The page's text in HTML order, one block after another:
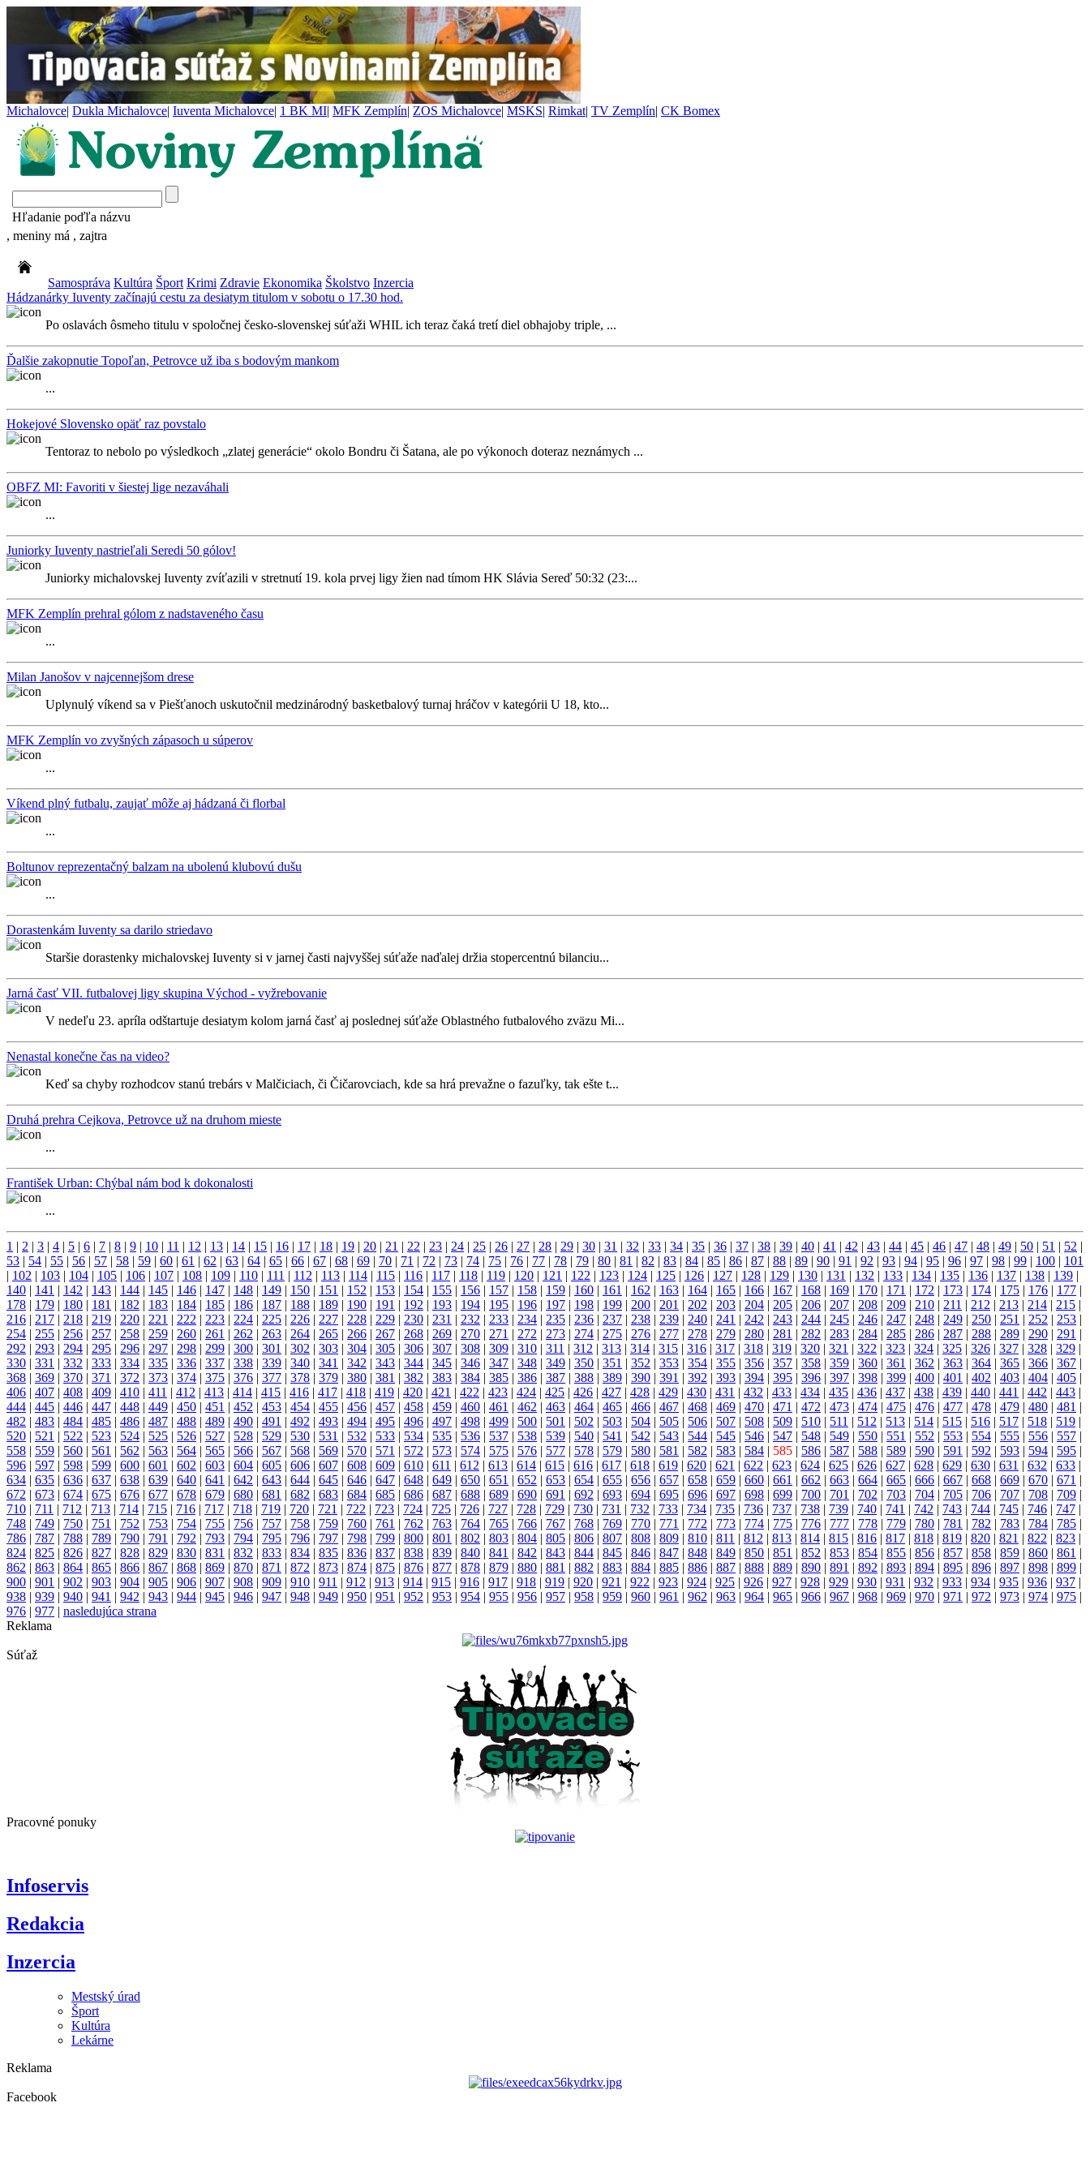
Michalovce| Dukla Michalovce| Iuventa Michalovce| 1 BK MI| MFK Zemplín| ZOS Michalovce| MSKS| Rimkat| TV Zemplín| CK Bomex
Hľadanie poďľa názvu
, meniny má , zajtra
Samospráva Kultúra Šport Krimi Zdravie Ekonomika Školstvo Inzercia
Hádzanárky Iuventy začínajú cestu za desiatym titulom v sobotu o 17.30 hod.
Po oslavách ôsmeho titulu v spoločnej česko-slovenskej súťaži WHIL ich teraz čaká tretí diel obhajoby triple, ...
Ďalšie zakopnutie Topoľan, Petrovce už iba s bodovým mankom
...
Hokejové Slovensko opäť raz povstalo
Tentoraz to nebolo po výsledkoch „zlatej generácie“ okolo Bondru či Šatana, ale po výkonoch doteraz neznámych ...
OBFZ MI: Favoriti v šiestej lige nezaváhali
...
Juniorky Iuventy nastrieľali Seredi 50 gólov!
Juniorky michalovskej Iuventy zvíťazili v stretnutí 19. kola prvej ligy žien nad tímom HK Slávia Sereď 50:32 (23:...
MFK Zemplín prehral gólom z nadstaveného času
...
Milan Janošov v najcennejšom drese
Uplynulý víkend sa v Piešťanoch uskutočnil medzinárodný basketbalový turnaj hráčov v kategórii U 18, kto...
MFK Zemplín vo zvyšných zápasoch u súperov
...
Víkend plný futbalu, zaujať môže aj hádzaná či florbal
...
Boltunov reprezentačný balzam na ubolenú klubovú dušu
...
Dorastenkám Iuventy sa darilo striedavo
Staršie dorastenky michalovskej Iuventy si v jarnej časti najvyššej súťaže naďalej držia stopercentnú bilanciu...
Jarná časť VII. futbalovej ligy skupina Východ - vyžrebovanie
V nedeľu 23. apríla odštartuje desiatym kolom jarná časť aj poslednej súťaže Oblastného futbalového zväzu Mi...
Nenastal konečne čas na video?
Keď sa chyby rozhodcov stanú trebárs v Malčiciach, či Čičarovciach, kde sa hrá prevažne o fazuľky, tak ešte t...
Druhá prehra Cejkova, Petrovce už na druhom mieste
...
František Urban: Chýbal nám bod k dokonalosti
...
1 | 2 | 3 | 4 | 5 | 6 | 7 | 8 | 9 | 10 | 11 | 12 | 13 | 14 | 15 | 16 | 17 | 18 | 19 | 20 | 21 | 22 | 23 | 24 | 25 | 26 | 27 | 28 | 29 | 30 | 31 | 32 | 33 | 34 | 35 | 36 | 37 | 38 | 39 | 40 | 41 | 42 | 43 | 44 | 45 | 46 | 47 | 48 | 49 | 50 | 51 | 52 |
53 | 54 | 55 | 56 | 57 | 58 | 59 | 60 | 61 | 62 | 63 | 64 | 65 | 66 | 67 | 68 | 69 | 70 | 71 | 72 | 73 | 74 | 75 | 76 | 77 | 78 | 79 | 80 | 81 | 82 | 83 | 84 | 85 | 86 | 87 | 88 | 89 | 90 | 91 | 92 | 93 | 94 | 95 | 96 | 97 | 98 | 99 | 100 | 101
| 102 | 103 | 104 | 105 | 106 | 107 | 108 | 109 | 110 | 111 | 112 | 113 | 114 | 115 | 116 | 117 | 118 | 119 | 120 | 121 | 122 | 123 | 124 | 125 | 126 | 127 | 128 | 129 | 130 | 131 | 132 | 133 | 134 | 135 | 136 | 137 | 138 | 139 |
140 | 141 | 142 | 143 | 144 | 145 | 146 | 147 | 148 | 149 | 150 | 151 | 152 | 153 | 154 | 155 | 156 | 157 | 158 | 159 | 160 | 161 | 162 | 163 | 164 | 165 | 166 | 167 | 168 | 169 | 170 | 171 | 172 | 173 | 174 | 175 | 176 | 177 |
178 | 179 | 180 | 181 | 182 | 183 | 184 | 185 | 186 | 187 | 188 | 189 | 190 | 191 | 192 | 193 | 194 | 195 | 196 | 197 | 198 | 199 | 200 | 201 | 202 | 203 | 204 | 205 | 206 | 207 | 208 | 209 | 210 | 211 | 212 | 213 | 214 | 215 |
216 | 217 | 218 | 219 | 220 | 221 | 222 | 223 | 224 | 225 | 226 | 227 | 228 | 229 | 230 | 231 | 232 | 233 | 234 | 235 | 236 | 237 | 238 | 239 | 240 | 241 | 242 | 243 | 244 | 245 | 246 | 247 | 248 | 249 | 250 | 251 | 252 | 253 |
254 | 255 | 256 | 257 | 258 | 259 | 260 | 261 | 262 | 263 | 264 | 265 | 266 | 267 | 268 | 269 | 270 | 271 | 272 | 273 | 274 | 275 | 276 | 277 | 278 | 279 | 280 | 281 | 282 | 283 | 284 | 285 | 286 | 287 | 288 | 289 | 290 | 291 |
292 | 293 | 294 | 295 | 296 | 297 | 298 | 299 | 300 | 301 | 302 | 303 | 304 | 305 | 306 | 307 | 308 | 309 | 310 | 311 | 312 | 313 | 314 | 315 | 316 | 317 | 318 | 319 | 320 | 321 | 322 | 323 | 324 | 325 | 326 | 327 | 328 | 329 |
330 | 331 | 332 | 333 | 334 | 335 | 336 | 337 | 338 | 339 | 340 | 341 | 342 | 343 | 344 | 345 | 346 | 347 | 348 | 349 | 350 | 351 | 352 | 353 | 354 | 355 | 356 | 357 | 358 | 359 | 360 | 361 | 362 | 363 | 364 | 365 | 366 | 367 |
368 | 369 | 370 | 371 | 372 | 373 | 374 | 375 | 376 | 377 | 378 | 379 | 380 | 381 | 382 | 383 | 384 | 385 | 386 | 387 | 388 | 389 | 390 | 391 | 392 | 393 | 394 | 395 | 396 | 397 | 398 | 399 | 400 | 401 | 402 | 403 | 404 | 405 |
406 | 407 | 408 | 409 | 410 | 411 | 412 | 413 | 414 | 415 | 416 | 417 | 418 | 419 | 420 | 421 | 422 | 423 | 424 | 425 | 426 | 427 | 428 | 429 | 430 | 431 | 432 | 433 | 434 | 435 | 436 | 437 | 438 | 439 | 440 | 441 | 442 | 443 |
444 | 445 | 446 | 447 | 448 | 449 | 450 | 451 | 452 | 453 | 454 | 455 | 456 | 457 | 458 | 459 | 460 | 461 | 462 | 463 | 464 | 465 | 466 | 467 | 468 | 469 | 470 | 471 | 472 | 473 | 474 | 475 | 476 | 477 | 478 | 479 | 480 | 481 |
482 | 483 | 484 | 485 | 486 | 487 | 488 | 489 | 490 | 491 | 492 | 493 | 494 | 495 | 496 | 497 | 498 | 499 | 500 | 501 | 502 | 503 | 504 | 505 | 506 | 507 | 508 | 509 | 510 | 511 | 512 | 513 | 514 | 515 | 516 | 517 | 518 | 519 |
520 | 521 | 522 | 523 | 524 | 525 | 526 | 527 | 528 | 529 | 530 | 531 | 532 | 533 | 534 | 535 | 536 | 537 | 538 | 539 | 540 | 541 | 542 | 543 | 544 | 545 | 546 | 547 | 548 | 549 | 550 | 551 | 552 | 553 | 554 | 555 | 556 | 557 |
558 | 559 | 560 | 561 | 562 | 563 | 564 | 565 | 566 | 567 | 568 | 569 | 570 | 571 | 572 | 573 | 574 | 575 | 576 | 577 | 578 | 579 | 580 | 581 | 582 | 583 | 584 | 585 | 586 | 587 | 588 | 589 | 590 | 591 | 592 | 593 | 594 | 595 |
596 | 597 | 598 | 599 | 600 | 601 | 602 | 603 | 604 | 605 | 606 | 607 | 608 | 609 | 610 | 611 | 612 | 613 | 614 | 615 | 616 | 617 | 618 | 619 | 620 | 621 | 622 | 623 | 624 | 625 | 626 | 627 | 628 | 629 | 630 | 631 | 632 | 633 |
634 | 635 | 636 | 637 | 638 | 639 | 640 | 641 | 642 | 643 | 644 | 645 | 646 | 647 | 648 | 649 | 650 | 651 | 652 | 653 | 654 | 655 | 656 | 657 | 658 | 659 | 660 | 661 | 662 | 663 | 664 | 665 | 666 | 667 | 668 | 669 | 670 | 671 |
672 | 673 | 674 | 675 | 676 | 677 | 678 | 679 | 680 | 681 | 682 | 683 | 684 | 685 | 686 | 687 | 688 | 689 | 690 | 691 | 692 | 693 | 694 | 695 | 696 | 697 | 698 | 699 | 700 | 701 | 702 | 703 | 704 | 705 | 706 | 707 | 708 | 709 |
710 | 711 | 712 | 713 | 714 | 715 | 716 | 717 | 718 | 719 | 720 | 721 | 722 | 723 | 724 | 725 | 726 | 727 | 728 | 729 | 730 | 731 | 732 | 733 | 734 | 735 | 736 | 737 | 738 | 739 | 740 | 741 | 742 | 743 | 744 | 745 | 746 | 747 |
748 | 749 | 750 | 751 | 752 | 753 | 754 | 755 | 756 | 757 | 758 | 759 | 760 | 761 | 762 | 763 | 764 | 765 | 766 | 767 | 768 | 769 | 770 | 771 | 772 | 773 | 774 | 775 | 776 | 777 | 778 | 779 | 780 | 781 | 782 | 783 | 784 | 785 |
786 | 787 | 788 | 789 | 790 | 791 | 792 | 793 | 794 | 795 | 796 | 797 | 798 | 799 | 800 | 801 | 802 | 803 | 804 | 805 | 806 | 807 | 808 | 809 | 810 | 811 | 812 | 813 | 814 | 815 | 816 | 817 | 818 | 819 | 820 | 821 | 822 | 823 |
824 | 825 | 826 | 827 | 828 | 829 | 830 | 831 | 832 | 833 | 834 | 835 | 836 | 837 | 838 | 839 | 840 | 841 | 842 | 843 | 844 | 845 | 846 | 847 | 848 | 849 | 850 | 851 | 852 | 853 | 854 | 855 | 856 | 857 | 858 | 859 | 860 | 861 |
862 | 863 | 864 | 865 | 866 | 867 | 868 | 869 | 870 | 871 | 872 | 873 | 874 | 875 | 876 | 877 | 878 | 879 | 880 | 881 | 882 | 883 | 884 | 885 | 886 | 887 | 888 | 889 | 890 | 891 | 892 | 893 | 894 | 895 | 896 | 897 | 898 | 899 |
900 | 901 | 902 | 903 | 904 | 905 | 906 | 907 | 908 | 909 | 910 | 911 | 912 | 913 | 914 | 915 | 916 | 917 | 918 | 919 | 920 | 921 | 922 | 923 | 924 | 925 | 926 | 927 | 928 | 929 | 930 | 931 | 932 | 933 | 934 | 935 | 936 | 937 |
938 | 939 | 940 | 941 | 942 | 943 | 944 | 945 | 946 | 947 | 948 | 949 | 950 | 951 | 952 | 953 | 954 | 955 | 956 | 957 | 958 | 959 | 960 | 961 | 962 | 963 | 964 | 965 | 966 | 967 | 968 | 969 | 970 | 971 | 972 | 973 | 974 | 975 |
976 | 977 | nasledujúca strana
Reklama
Súťaž
Pracovné ponuky
Infoservis
Redakcia
Inzercia
Mestský úrad
Šport
Kultúra
Lekárne
Reklama
Facebook